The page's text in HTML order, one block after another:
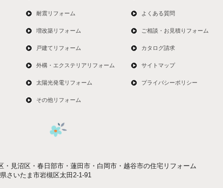
耐震リフォーム
増改築リフォーム
戸建てリフォーム
外構・エクステリアリフォーム
太陽光発電リフォーム
その他リフォーム
よくある質問
ご相談・お見積りフォーム
カタログ請求
サイトマップ
プライバシーポリシー
・見沼区・春日部市・蓮田市・白岡市・越谷市の住宅リフォーム
さいたま市岩槻区太田2-1-91